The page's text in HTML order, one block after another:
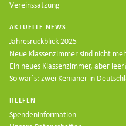
Vereinssatzung
AKTUELLE NEWS
Jahresrückblick 2025
Neue Klassenzimmer sind nicht
Ein neues Klassenzimmer, aber
So war`s: zwei Kenianer in
HELFEN
Spendeninformation